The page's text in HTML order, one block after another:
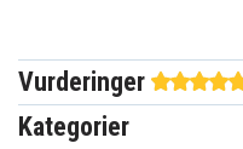
Artikkelnr
Produkttype
Vurderinger
Kategorier